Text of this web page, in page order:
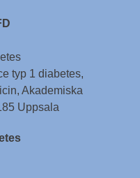
typ 1 diabetes,
Akademiska
Uppsala